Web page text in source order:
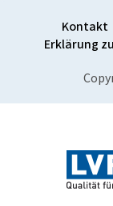
Kontakt
Erklärung